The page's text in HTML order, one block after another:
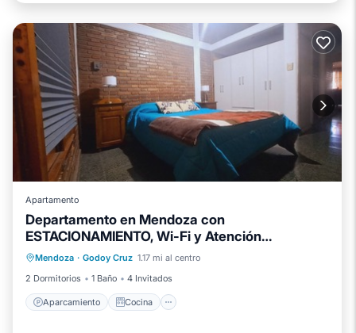
Apartamento
Departamento en Mendoza con
ESTACIONAMIENTO, Wi-Fi y Atención
Destacada
Mendoza · Godoy Cruz 1.17 mi al centro
2 Dormitorios
1 Baño 4 Invitados
Aparcamiento Cocina
Aparcamiento
Cocina
Aire acondicionado
Internet